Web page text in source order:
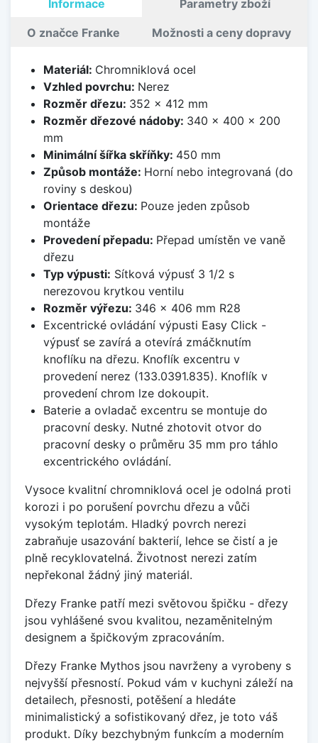
Informace Parametry zboží
O značce Franke Možnosti a ceny dopravy
Materiál: Chromniklová ocel
Vzhled povrchu: Nerez
Rozměr dřezu: 352 x 412 mm
Rozměr dřezové nádoby: 340 x 400 x 200
mm
Minimální šířka skříňky: 450 mm
Způsob montáže: Horní nebo integrovaná (do
roviny s deskou)
Orientace dřezu: Pouze jeden způsob
montáže
Provedení přepadu: Přepad umístěn ve vaně
dřezu
Typ výpusti: Sítková výpusť 3 1/2 s
nerezovou krytkou ventilu
Rozměr výřezu: 346 x 406 mm R28
Excentrické ovládání výpusti Easy Click -
výpusť se zavírá a otevírá zmáčknutím
knoflíku na dřezu. Knoflík excentru v
provedení nerez (133.0391.835). Knoflík v
provedení chrom lze dokoupit.
Baterie a ovladač excentru se montuje do
pracovní desky. Nutné zhotovit otvor do
pracovní desky o průměru 35 mm pro táhlo
excentrického ovládání.
Vysoce kvalitní chromniklová ocel je odolná proti
korozi i po porušení povrchu dřezu a vůči
vysokým teplotám. Hladký povrch nerezi
zabraňuje usazování bakterií, lehce se čistí a je
plně recyklovatelná. Životnost nerezi zatím
nepřekonal žádný jiný materiál.
Dřezy Franke patří mezi světovou špičku - dřezy
jsou vyhlášené svou kvalitou, nezaměnitelným
designem a špičkovým zpracováním.
Dřezy Franke Mythos jsou navrženy a vyrobeny s
nejvyšší přesností. Pokud vám v kuchyni záleží na
detailech, přesnosti, potěšení a hledáte
minimalistický a sofistikovaný dřez, je toto váš
produkt. Díky bezchybným funkcím a moderním